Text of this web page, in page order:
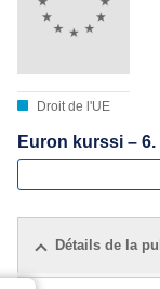
Droit de l'UE
Euron kurssi –
Détails de la